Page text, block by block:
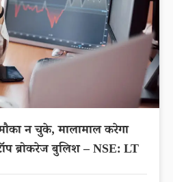
न चुके, मालामाल करेगा
ब्रोकरेज बुलिश – NSE: LT